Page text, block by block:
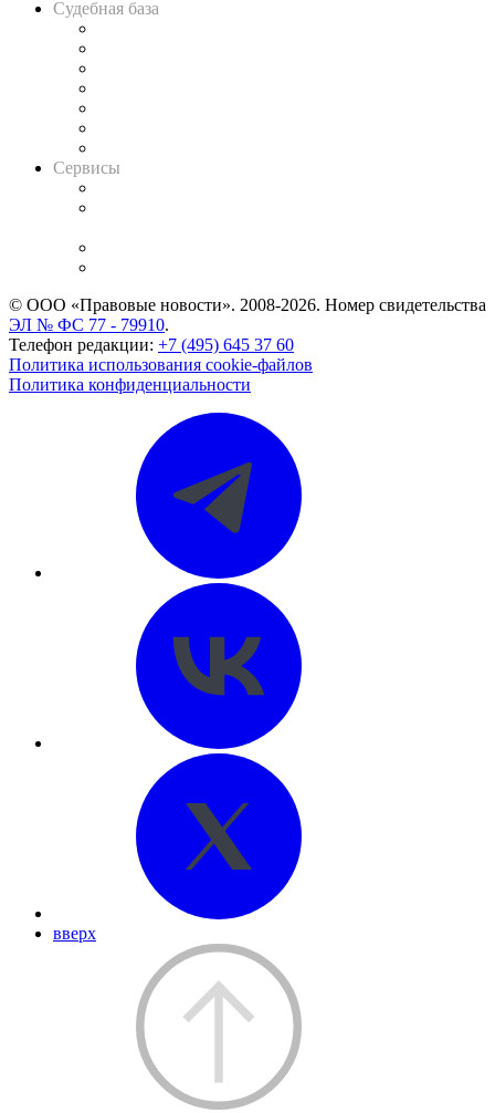
Судебная база
Сервисы
© ООО «Правовые новости». 2008-2026. Номер свидетельства
ЭЛ № ФС 77 - 79910.
Телефон редакции: +7 (495) 645 37 60
Политика использования cookie-файлов
Политика конфиденциальности
вверх